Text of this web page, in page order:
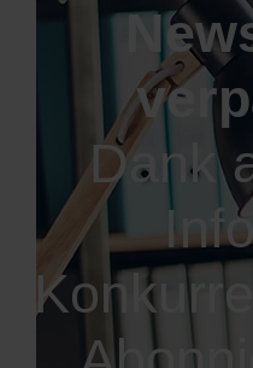
Dank